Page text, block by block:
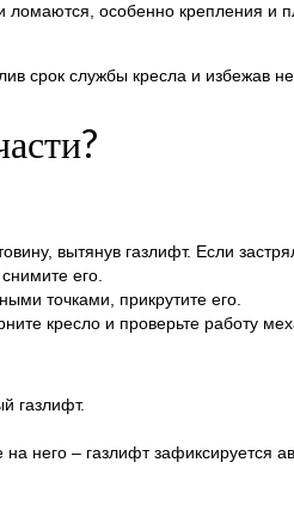
особенно крепления и
срок службы кресла и избежав
вытянув газлифт. Если
его.
точками, прикрутите его.
кресло и проверьте работу
газлифт.
него – газлифт зафиксируется